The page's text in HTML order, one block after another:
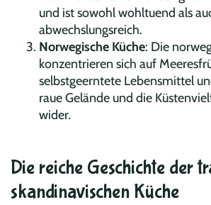
und ist sowohl wohltuend als
abwechslungsreich.
Norwegische Küche: Die
konzentrieren sich auf
selbstgeerntete Lebensmittel
raue Gelände und die
wider.
Die reiche Geschichte der
skandinavischen Küche